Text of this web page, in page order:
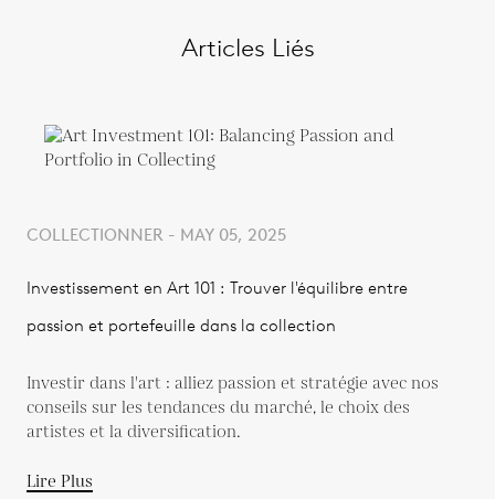
Articles Liés
COLLECTIONNER - MAY 05, 2025
Investissement en Art 101 : Trouver l'équilibre entre
passion et portefeuille dans la collection
Investir dans l'art : alliez passion et stratégie avec nos
conseils sur les tendances du marché, le choix des
artistes et la diversification.
Lire Plus